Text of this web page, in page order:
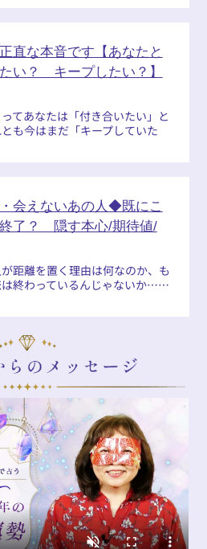
直な本音です【あなたと
い？ キープしたい？】
てあなたは「付き合いたい」と
も今はまだ「キープしていた
会えないあの人◆既にこ
了？ 隠す本心/期待値/
が距離を置く理由は何なのか、も
は終わっているんじゃないか……